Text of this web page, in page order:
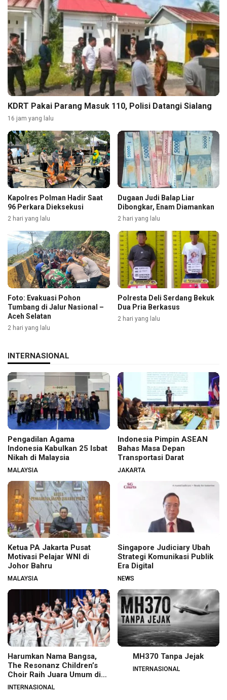
KDRT Pakai Parang Masuk 110, Polisi Datangi Sialang
16 jam yang lalu
Kapolres Polman Hadir Saat
96 Perkara Dieksekusi
2 hari yang lalu
Dugaan Judi Balap Liar
Dibongkar, Enam Diamankan
2 hari yang lalu
Foto: Evakuasi Pohon
Tumbang di Jalur Nasional –
Aceh Selatan
2 hari yang lalu
Polresta Deli Serdang Bekuk
Dua Pria Berkasus
2 hari yang lalu
INTERNASIONAL
Pengadilan Agama
Indonesia Kabulkan 25 Isbat
Nikah di Malaysia
MALAYSIA
Indonesia Pimpin ASEAN
Bahas Masa Depan
Transportasi Darat
JAKARTA
Ketua PA Jakarta Pusat
Motivasi Pelajar WNI di
Johor Bahru
MALAYSIA
Singapore Judiciary Ubah
Strategi Komunikasi Publik
Era Digital
NEWS
Harumkan Nama Bangsa,
The Resonanz Children’s
Choir Raih Juara Umum di
Hungaria
INTERNASIONAL
MH370 Tanpa Jejak
INTERNASIONAL